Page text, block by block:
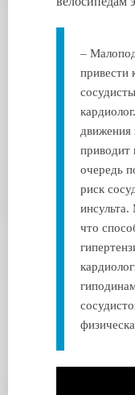
–
привести
движения
приводит
очередь
риск
инсульта.
что